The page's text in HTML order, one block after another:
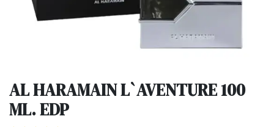
AL HARAMAIN L`AVENTURE 100
ML. EDP